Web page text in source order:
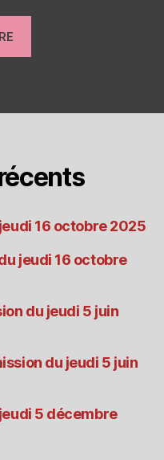
16 octobre 2025
jeudi 16 octobre
du jeudi 5 juin
du jeudi 5 juin
5 décembre